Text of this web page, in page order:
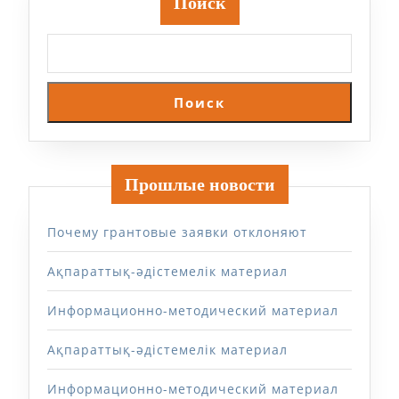
Поиск
Прошлые новости
Почему грантовые заявки отклоняют
Ақпараттық-әдістемелік материал
Информационно-методический материал
Ақпараттық-әдістемелік материал
Информационно-методический материал